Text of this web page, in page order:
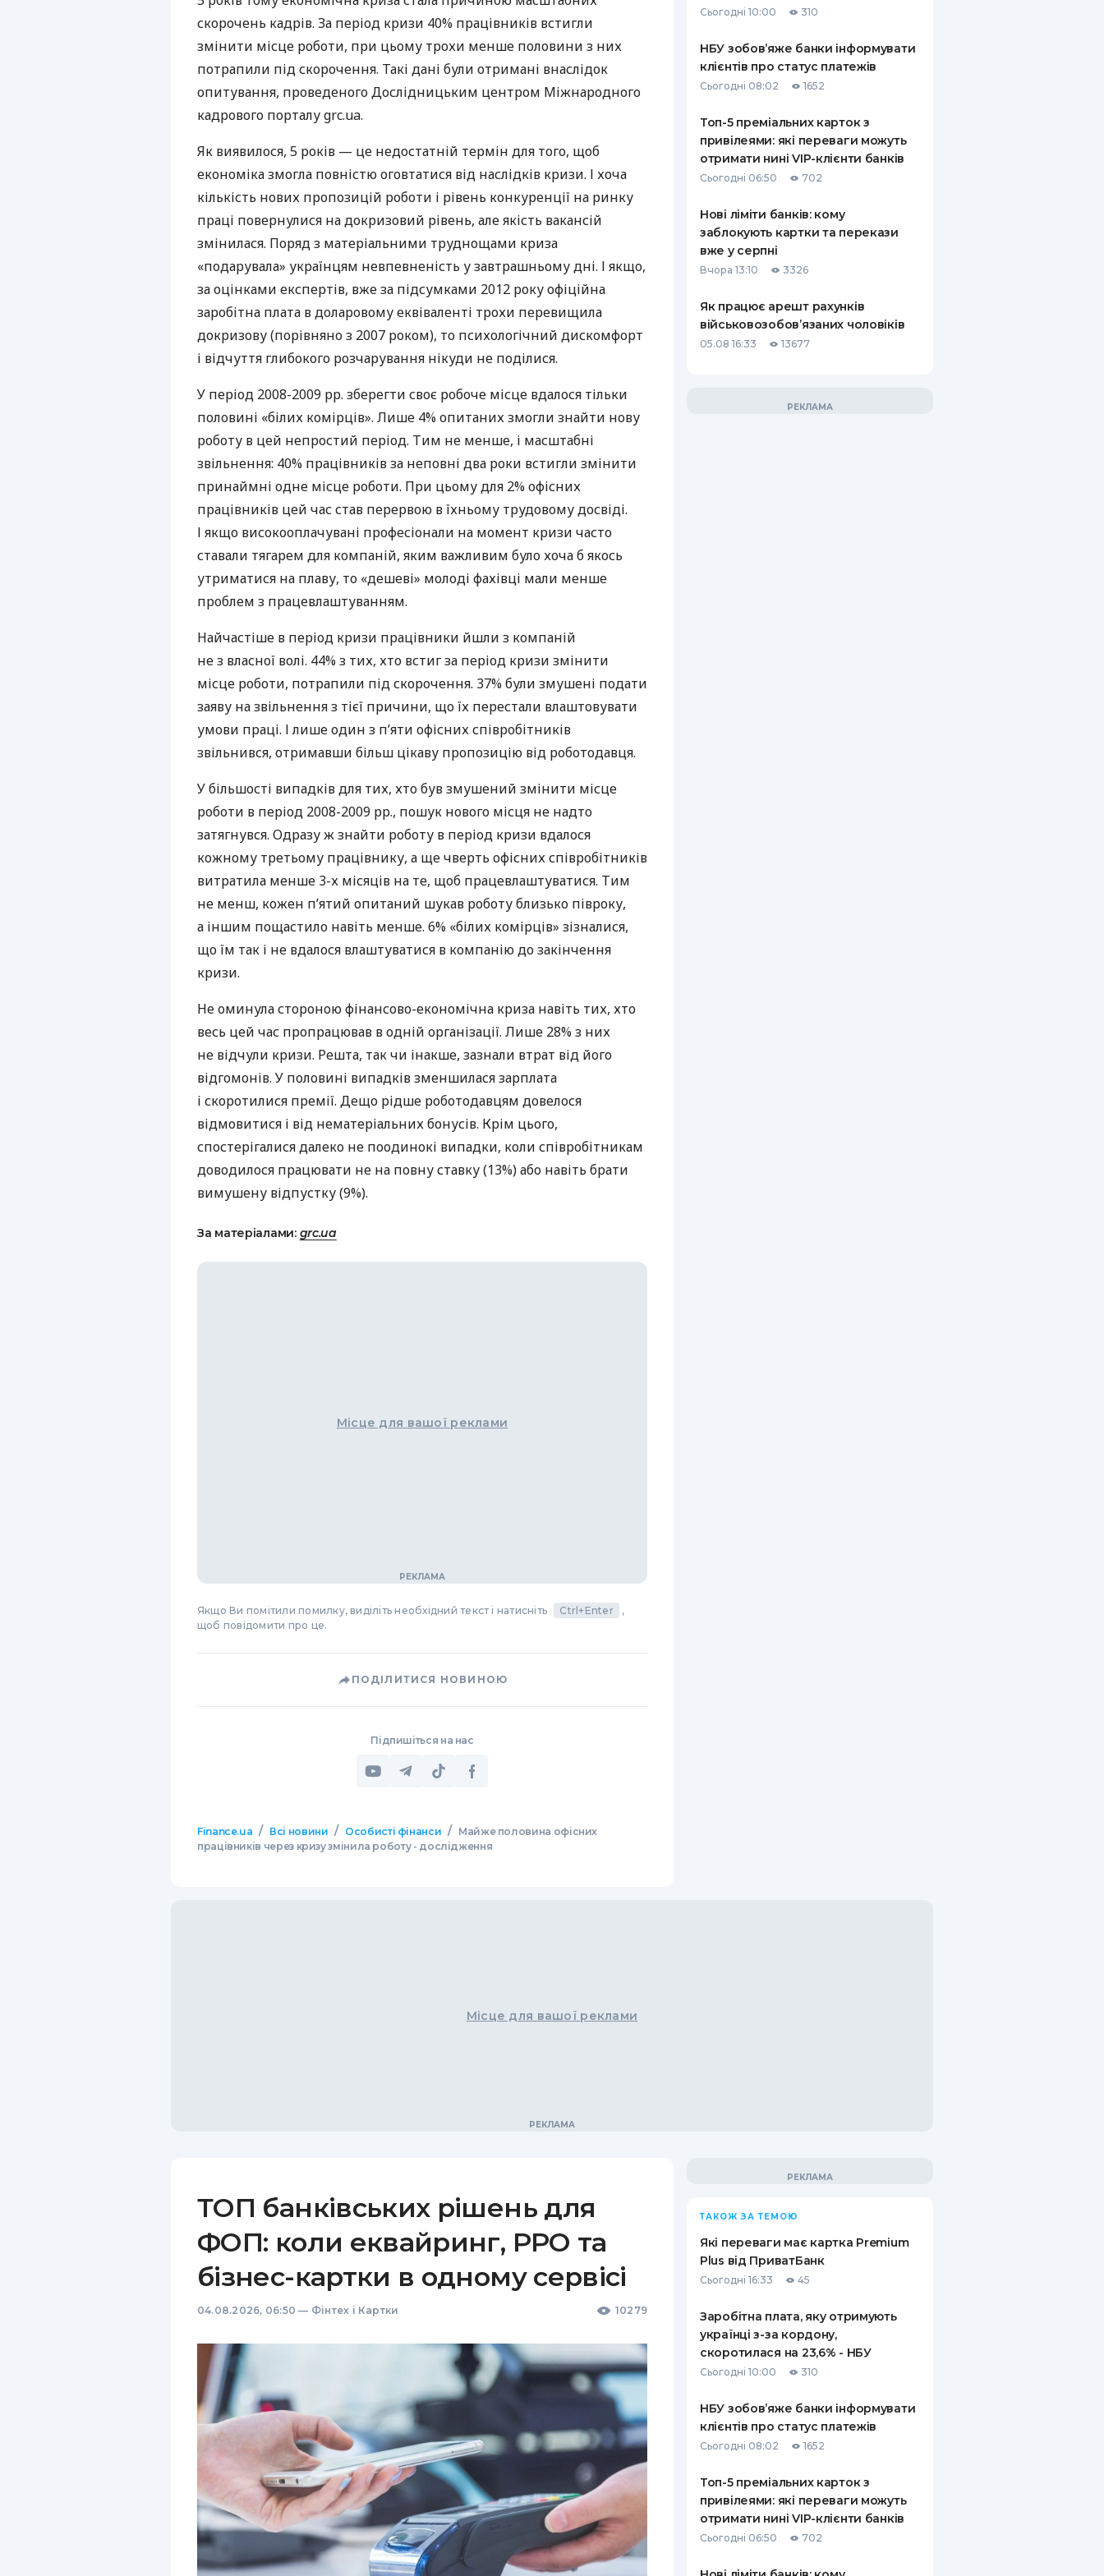
РЕЙТИНГ ДЕБЕТОВИХ
КАРТОК
ЩОМІСЯЧНИЙ ОГЛЯД
КЕШБЕКУ
СТРАХУВАННЮ
ВСІ СТРАХОВІ ПОЛІСИ
ВІДГУКИ ПРО СТРАХОВІ
КОМПАНІЇ
КОНТАКТИ
скорочень кадрів. За період кризи 40% працівників встигли
змінити місце роботи, при цьому трохи менше половини з них
потрапили під скорочення. Такі дані були отримані внаслідок
опитування, проведеного Дослідницьким центром Міжнародного
кадрового порталу grc.ua.
Як виявилося, 5 років — це недостатній термін для того, щоб
економіка змогла повністю оговтатися від наслідків кризи. І хоча
кількість нових пропозицій роботи і рівень конкуренції на ринку
праці повернулися на докризовий рівень, але якість вакансій
змінилася. Поряд з матеріальними труднощами криза
«подарувала» українцям невпевненість у завтрашньому дні. І якщо,
за оцінками експертів, вже за підсумками 2012 року офіційна
заробітна плата в доларовому еквіваленті трохи перевищила
докризову (порівняно з 2007 роком), то психологічний дискомфорт
і відчуття глибокого розчарування нікуди не поділися.
У період 2008-2009 рр. зберегти своє робоче місце вдалося тільки
половині «білих комірців». Лише 4% опитаних змогли знайти нову
роботу в цей непростий період. Тим не менше, і масштабні
звільнення: 40% працівників за неповні два роки встигли змінити
принаймні одне місце роботи. При цьому для 2% офісних
працівників цей час став перервою в їхньому трудовому досвіді.
І якщо високооплачувані професіонали на момент кризи часто
ставали тягарем для компаній, яким важливим було хоча б якось
утриматися на плаву, то «дешеві» молоді фахівці мали менше
проблем з працевлаштуванням.
Найчастіше в період кризи працівники йшли з компаній
не з власної волі. 44% з тих, хто встиг за період кризи змінити
місце роботи, потрапили під скорочення. 37% були змушені подати
заяву на звільнення з тієї причини, що їх перестали влаштовувати
умови праці. І лише один з п’яти офісних співробітників
звільнився, отримавши більш цікаву пропозицію від роботодавця.
У більшості випадків для тих, хто був змушений змінити місце
роботи в період 2008-2009 рр., пошук нового місця не надто
затягнувся. Одразу ж знайти роботу в період кризи вдалося
кожному третьому працівнику, а ще чверть офісних співробітників
витратила менше 3-х місяців на те, щоб працевлаштуватися. Тим
не менш, кожен п’ятий опитаний шукав роботу близько півроку,
а іншим пощастило навіть менше. 6% «білих комірців» зізналися,
що їм так і не вдалося влаштуватися в компанію до закінчення
кризи.
Не оминула стороною фінансово-економічна криза навіть тих, хто
весь цей час пропрацював в одній організації. Лише 28% з них
не відчули кризи. Решта, так чи інакше, зазнали втрат від його
відгомонів. У половині випадків зменшилася зарплата
і скоротилися премії. Дещо рідше роботодавцям довелося
відмовитися і від нематеріальних бонусів. Крім цього,
спостерігалися далеко не поодинокі випадки, коли співробітникам
доводилося працювати не на повну ставку (13%) або навіть брати
вимушену відпустку (9%).
За матеріалами: grc.ua
Місце для вашої реклами
Якщо Ви помітили помилку, виділіть необхідний текст і натисніть Ctrl+Enter
,
щоб повідомити про це.
ПОДІЛИТИСЯ НОВИНОЮ
Підпишіться на нас
Finance.ua / Всі новини / Особисті фінанси /
Майже половина офісних
працівників через кризу змінила роботу - дослідження
Сьогодні 10:00 310
НБУ зобов’яже банки інформувати
клієнтів про статус платежів
Сьогодні 08:02 1652
Топ-5 преміальних карток з
привілеями: які переваги можуть
отримати нині VIP-клієнти банків
Сьогодні 06:50 702
Нові ліміти банків: кому
заблокують картки та перекази
вже у серпні
Вчора 13:10 3326
Як працює арешт рахунків
військовозобов’язаних чоловіків
05.08 16:33 13677
Місце для вашої реклами
ТОП банківських рішень для
ФОП: коли еквайринг, РРО та
бізнес-картки в одному сервісі
04.08.2026, 06:50 — Фінтех і Картки 10279
ТАКОЖ ЗА ТЕМОЮ
Які переваги має картка Premium
Plus від ПриватБанк
Сьогодні 16:33 45
Заробітна плата, яку отримують
українці з-за кордону,
скоротилася на 23,6% - НБУ
Сьогодні 10:00 310
НБУ зобов’яже банки інформувати
клієнтів про статус платежів
Сьогодні 08:02 1652
Топ-5 преміальних карток з
привілеями: які переваги можуть
отримати нині VIP-клієнти банків
Сьогодні 06:50 702